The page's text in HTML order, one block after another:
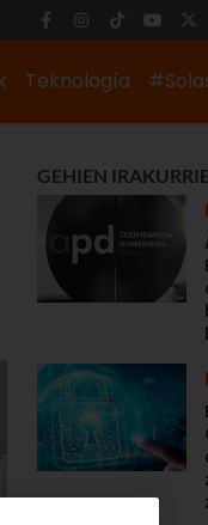
Teknología
GEHIEN